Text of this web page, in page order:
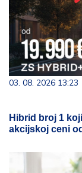
03. 08. 2026 13:23
Hibrid broj 1
akcijskoj ceni